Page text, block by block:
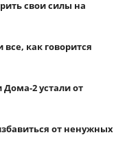
свои силы на
как говорится
2 устали от
от ненужных